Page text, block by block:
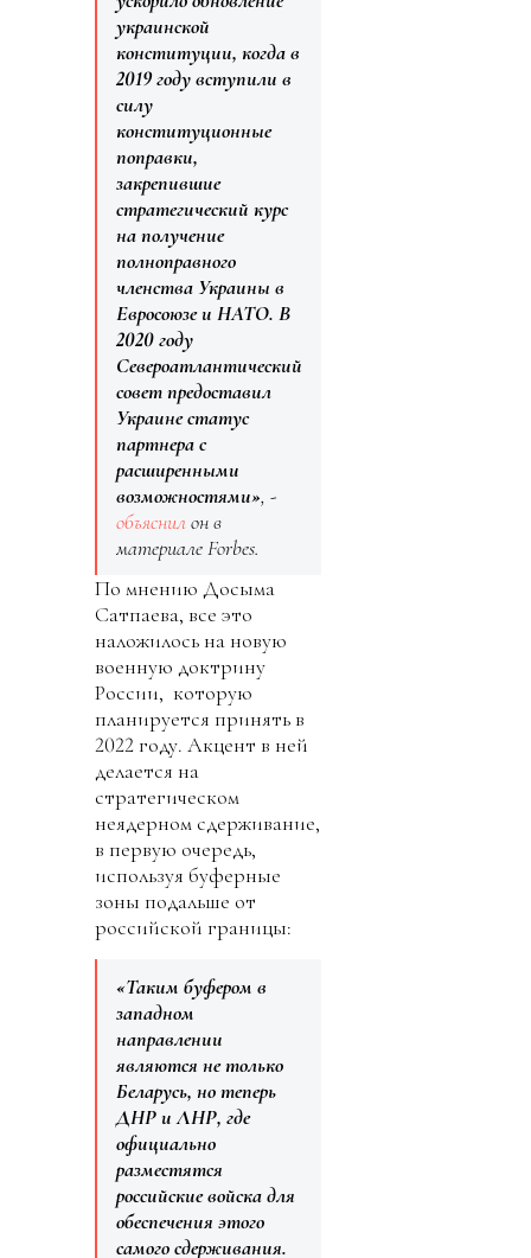
украинской
конституции, когда в
2019 году вступили в
силу
конституционные
поправки,
закрепившие
стратегический курс
на получение
полноправного
членства Украины в
Евросоюзе и НАТО. В
2020 году
Североатлантический
совет предоставил
Украине статус
партнера с
расширенными
возможностями», -
объяснилон в
материале Forbes.
По мнению Досыма
Сатпаева, все это
наложилось на новую
военную доктрину
России, которую
планируется принять в
2022 году. Акцент в ней
делается на
стратегическом
неядерном сдерживание,
в первую очередь,
используя буферные
зоны подальше от
российской границы:
«Таким буфером в
западном
направлении
являются не только
Беларусь, но теперь
ДНР и ЛНР, где
официально
разместятся
российские войска для
обеспечения этого
самого сдерживания.